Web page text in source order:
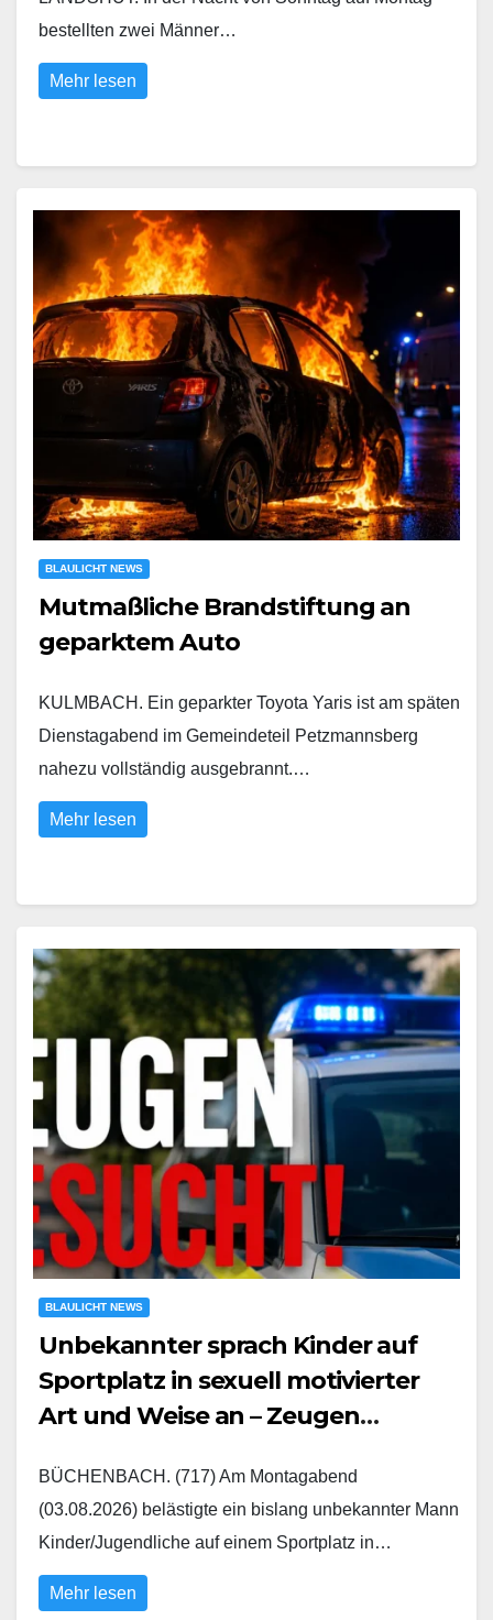
bestellten zwei Männer…
Mehr lesen
BLAULICHT NEWS
Mutmaßliche Brandstiftung an
geparktem Auto
KULMBACH. Ein geparkter Toyota Yaris ist am späten
Dienstagabend im Gemeindeteil Petzmannsberg
nahezu vollständig ausgebrannt.…
Mehr lesen
BLAULICHT NEWS
Unbekannter sprach Kinder auf
Sportplatz in sexuell motivierter
Art und Weise an – Zeugen
BÜCHENBACH. (717) Am Montagabend
(03.08.2026) belästigte ein bislang unbekannter Mann
Kinder/Jugendliche auf einem Sportplatz in…
Mehr lesen